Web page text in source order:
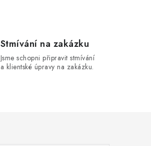
Stmívání na zakázku
Jsme schopni připravit stmívání
a klientské úpravy na zakázku.